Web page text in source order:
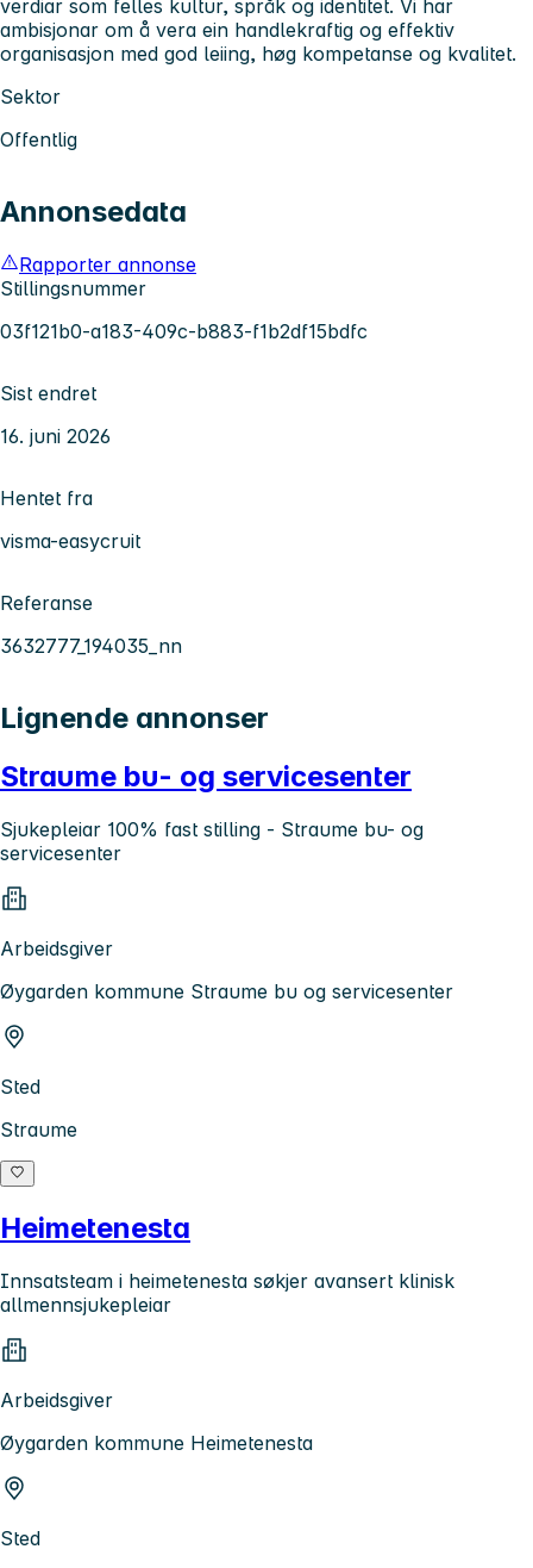
verdiar som felles kultur, språk og identitet. Vi har
ambisjonar om å vera ein handlekraftig og effektiv
organisasjon med god leiing, høg kompetanse og kvalitet.
Sektor
Offentlig
Annonsedata
Rapporter annonse
Stillingsnummer
03f121b0-a183-409c-b883-f1b2df15bdfc
Sist endret
16. juni 2026
Hentet fra
visma-easycruit
Referanse
3632777_194035_nn
Lignende annonser
Straume bu- og servicesenter
Sjukepleiar 100% fast stilling - Straume bu- og
servicesenter
Arbeidsgiver
Øygarden kommune Straume bu og servicesenter
Sted
Straume
Heimetenesta
Innsatsteam i heimetenesta søkjer avansert klinisk
allmennsjukepleiar
Arbeidsgiver
Øygarden kommune Heimetenesta
Sted